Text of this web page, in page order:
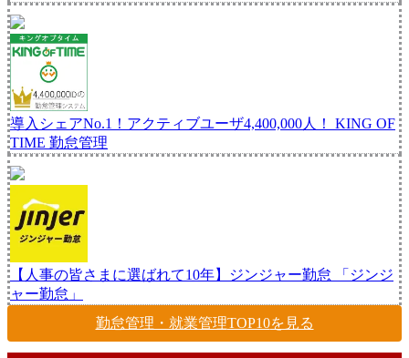
導入シェアNo.1！アクティブユーザ4,400,000人！
KING OF
TIME 勤怠管理
【人事の皆さまに選ばれて10年】ジンジャー勤怠
「ジンジ
ャー勤怠」
勤怠管理・就業管理TOP10を見る